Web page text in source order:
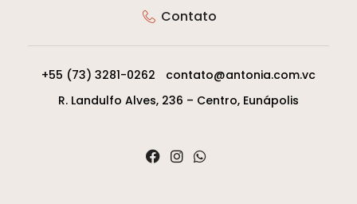
Contato
+55 (73) 3281-0262
contato@antonia.com.vc
R. Landulfo Alves, 236 – Centro, Eunápolis